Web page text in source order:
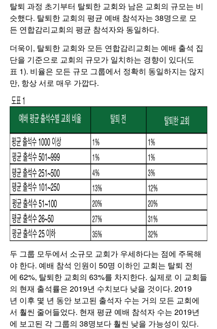
탈퇴 과정 초기부터 탈퇴한 교회와 남은 교회의 규모는 비
슷했다. 탈퇴한 교회의 평균 예배 참석자는 38명으로 모
든 연합감리교회의 평균 참석자와 동일하다.
더욱이, 탈퇴한 교회와 모든 연합감리교회는 예배 출석 집
단을 기준으로 교회의 규모가 일치하는 경향이 있다(도
표 1). 비율은 모든 규모 그룹에서 정확히 동일하지는 않지
만, 항상 서로 매우 가깝다.
두 그룹 모두에서 소규모 교회가 우세하다는 점에 주목해
야 한다. 예배 참석 인원이 50명 이하인 교회는 탈퇴 전
에 62%, 탈퇴한 교회의 63%를 차지한다. 실제로 이 교회들
의 현재 출석률은 2019년 수치보다 낮을 것이다. 2019
년 이후 몇 년 동안 보고된 출석자 수는 거의 모든 교회에
서 훨씬 줄어들었다. 현재 평균 예배 참석자 수는 2019년
에 보고된 각 그룹의 38명보다 훨씬 낮을 가능성이 있다.